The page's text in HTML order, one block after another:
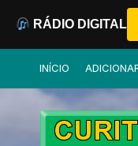
INÍCIO
RÁDIO DIGITAL